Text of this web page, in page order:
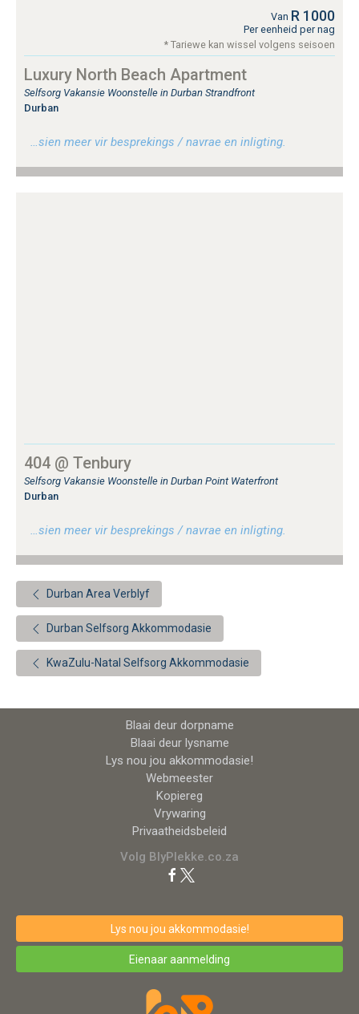
Van R 1000
Per eenheid per nag
* Tariewe kan wissel volgens seisoen
Luxury North Beach Apartment
Selfsorg Vakansie Woonstelle in Durban Strandfront
Durban
…sien meer vir besprekings / navrae en inligting.
404 @ Tenbury
Selfsorg Vakansie Woonstelle in Durban Point Waterfront
Durban
…sien meer vir besprekings / navrae en inligting.
Durban Area Verblyf
Durban Selfsorg Akkommodasie
KwaZulu-Natal Selfsorg Akkommodasie
Blaai deur dorpname
Blaai deur lysname
Lys nou jou akkommodasie!
Webmeester
Kopiereg
Vrywaring
Privaatheidsbeleid
Volg BlyPlekke.co.za
Lys nou jou akkommodasie!
Eienaar aanmelding